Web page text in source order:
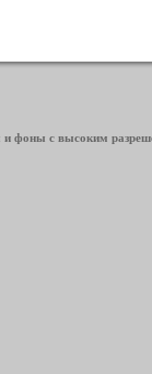
фоны с высоким